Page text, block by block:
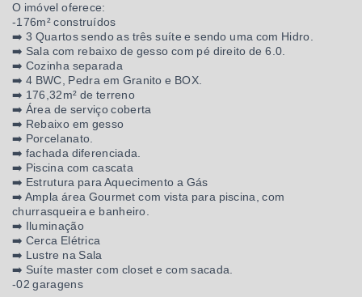
O imóvel oferece:
-176m² construídos
➡️ 3 Quartos sendo as três suíte e sendo uma com Hidro.
➡️ Sala com rebaixo de gesso com pé direito de 6.0.
➡️ Cozinha separada
➡️ 4 BWC, Pedra em Granito e BOX.
➡️ 176,32m² de terreno
➡️ Área de serviço coberta
➡️ Rebaixo em gesso
➡️ Porcelanato.
➡️ fachada diferenciada.
➡️ Piscina com cascata
➡️ Estrutura para Aquecimento a Gás
➡️ Ampla área Gourmet com vista para piscina, com
churrasqueira e banheiro.
➡️ Iluminação
➡️ Cerca Elétrica
➡️ Lustre na Sala
➡️ Suíte master com closet e com sacada.
-02 garagens